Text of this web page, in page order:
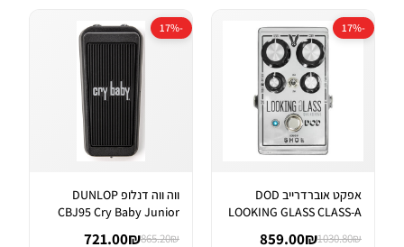
-17%
אפקט אוברדרייב DOD
LOOKING GLASS CLASS-A
1030.80₪
859.00₪
-17%
ווה ווה דנלופ DUNLOP
CBJ95 Cry Baby Junior
865.20₪
721.00₪